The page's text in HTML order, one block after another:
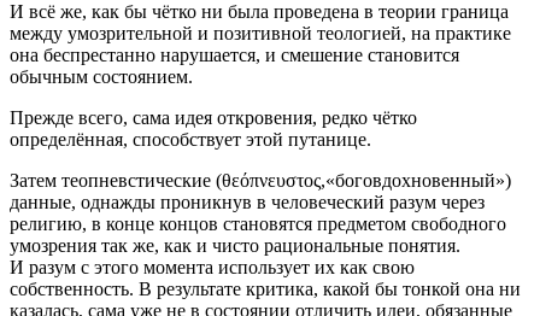
И всё же, как бы чётко ни была проведена в теории граница
между умозрительной и позитивной теологией, на практике
она беспрестанно нарушается, и смешение становится
обычным состоянием.
Прежде всего, сама идея откровения, редко чётко
определённая, способствует этой путанице.
Затем теопневстические (θεόπνευστος,«боговдохновенный»)
данные, однажды проникнув в человеческий разум через
религию, в конце концов становятся предметом свободного
умозрения так же, как и чисто рациональные понятия.
И разум с этого момента использует их как свою
собственность. В результате критика, какой бы тонкой она ни
казалась, сама уже не в состоянии отличить идеи, обязанные